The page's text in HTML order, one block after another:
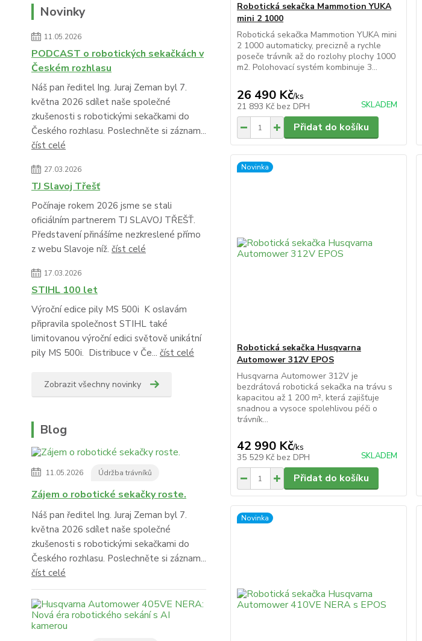
Novinky
11.05.2026
PODCAST o robotických sekačkách v
Českém rozhlasu
Náš pan ředitel Ing. Juraj Zeman byl 7.
května 2026 sdílet naše společné
zkušenosti s robotickými sekačkami do
Českého rozhlasu. Poslechněte si záznam...
číst celé
27.03.2026
TJ Slavoj Třešť
Počínaje rokem 2026 jsme se stali
oficiálním partnerem TJ SLAVOJ TŘEŠŤ.
Představení přinášíme nezkreslené přímo
z webu Slavoje níž. číst celé
17.03.2026
STIHL 100 let
Výroční edice pily MS 500i K oslavám
připravila společnost STIHL také
limitovanou výroční edici světově unikátní
pily MS 500i. Distribuce v Če... číst celé
Zobrazit všechny novinky
Blog
11.05.2026 Údržba trávníků
Zájem o robotické sekačky roste.
Náš pan ředitel Ing. Juraj Zeman byl 7.
května 2026 sdílet naše společné
zkušenosti s robotickými sekačkami do
Českého rozhlasu. Poslechněte si záznam...
číst celé
Robotická sekačka Mammotion YUKA
mini 2 1000
Robotická sekačka Mammotion YUKA mini
2 1000 automaticky, precizně a rychle
poseče trávník až do rozlohy plochy 1000
m2. Polohovací systém kombinuje 3...
26 490 Kč/ks
21 893 Kč bez DPH SKLADEM
Přidat do košíku
Novinka
Robotická sekačka Husqvarna
Automower 312V EPOS
Husqvarna Automower 312V je
bezdrátová robotická sekačka na trávu s
kapacitou až 1 200 m², která zajišťuje
snadnou a vysoce spolehlivou péči o
trávník...
42 990 Kč/ks
35 529 Kč bez DPH SKLADEM
Přidat do košíku
Novinka